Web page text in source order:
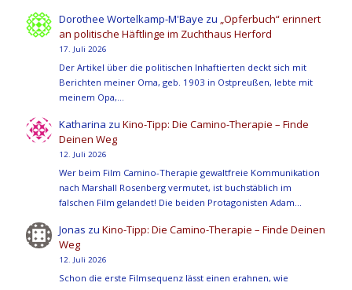
Dorothee Wortelkamp-M'Baye zu „Opferbuch“ erinnert
an politische Häftlinge im Zuchthaus Herford
17. Juli 2026
Der Artikel über die politischen Inhaftierten deckt sich mit
Berichten meiner Oma, geb. 1903 in Ostpreußen, lebte mit
meinem Opa,…
Katharina zuKino-Tipp: Die Camino-Therapie – Finde
Deinen Weg
12. Juli 2026
Wer beim Film Camino-Therapie gewaltfreie Kommunikation
nach Marshall Rosenberg vermutet, ist buchstäblich im
falschen Film gelandet! Die beiden Protagonisten Adam…
Jonas zuKino-Tipp: Die Camino-Therapie – Finde Deinen
Weg
12. Juli 2026
Schon die erste Filmsequenz lässt einen erahnen, wie